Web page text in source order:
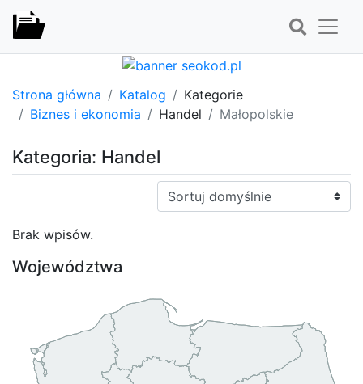
Strona główna Katalog
Kategorie
Biznes i ekonomia
Handel Małopolskie
Kategoria: Handel
Sortuj:
Brak wpisów.
Województwa